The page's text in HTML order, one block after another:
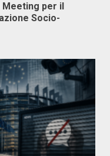
Meeting per il
Socio-